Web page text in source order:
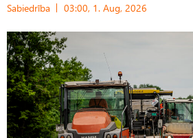
Sabiedrība 03:00, 1. Aug, 2026